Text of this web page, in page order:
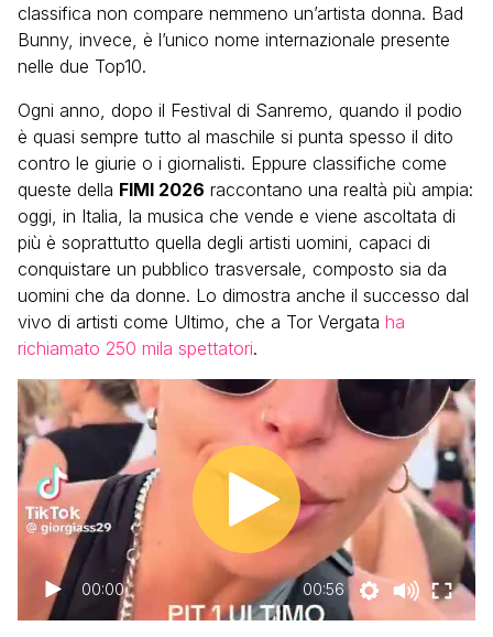
classifica non compare nemmeno un’artista donna. Bad
Bunny, invece, è l’unico nome internazionale presente
nelle due Top10.
Ogni anno, dopo il Festival di Sanremo, quando il podio
è quasi sempre tutto al maschile si punta spesso il dito
contro le giurie o i giornalisti. Eppure classifiche come
queste della FIMI 2026 raccontano una realtà più ampia:
oggi, in Italia, la musica che vende e viene ascoltata di
più è soprattutto quella degli artisti uomini, capaci di
conquistare un pubblico trasversale, composto sia da
uomini che da donne. Lo dimostra anche il successo dal
vivo di artisti come Ultimo, che a Tor Vergata ha
richiamato 250 mila spettatori.
00:00 00:56